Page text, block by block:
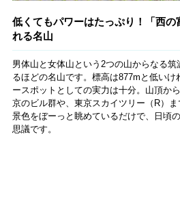
低くてもパワーはたっぷり！「西
れる名山
男体山と女体山という2つの山からなる
るほどの名山です。標高は877mと低いけ
ースポットとしての実力は十分。山頂か
京のビル群や、東京スカイツリー（R）
景色をぼーっと眺めているだけで、日頃
思議です。